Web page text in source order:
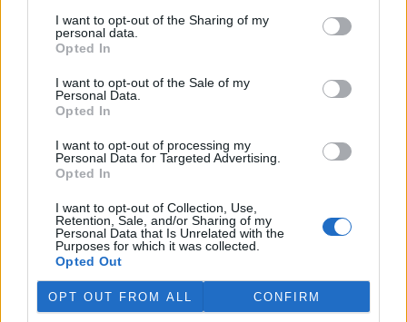
I want to opt-out of the Sharing of my
personal data.
Opted In
I want to opt-out of the Sale of my
Personal Data.
Opted In
I want to opt-out of processing my
Personal Data for Targeted Advertising.
Opted In
I want to opt-out of Collection, Use,
Retention, Sale, and/or Sharing of my
Personal Data that Is Unrelated with the
Purposes for which it was collected.
Opted Out
OPT OUT FROM ALL CONFIRM